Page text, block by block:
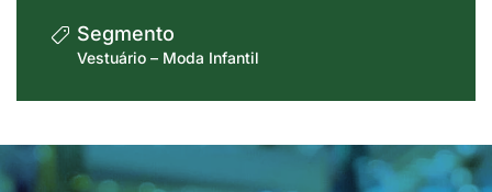
Segmento
Vestuário – Moda Infantil